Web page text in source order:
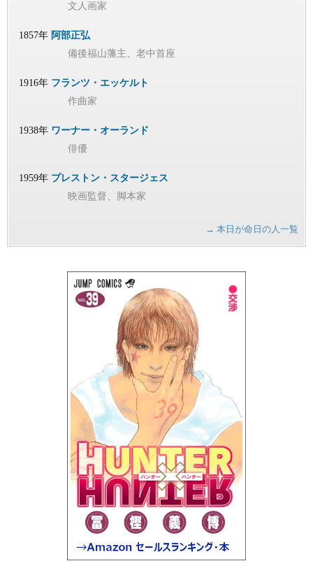
文人画家
1857年 阿部正弘
備後福山藩主、老中首座
1916年 フランツ・エッケルト
作曲家
1938年 ワーナー・オーランド
俳優
1959年 プレストン・スタージェス
映画監督、脚本家
→ 本日が命日の人一覧